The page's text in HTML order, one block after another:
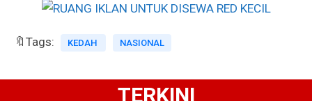
🔖Tags: KEDAH NASIONAL
TERKINI